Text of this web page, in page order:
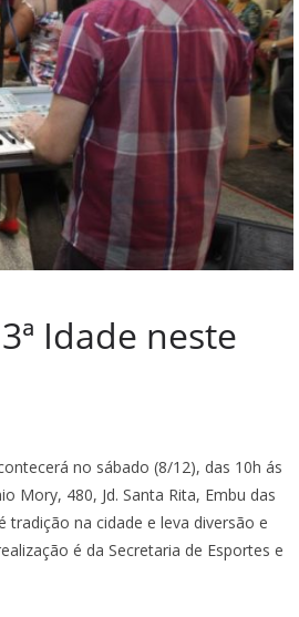
Idade neste
no sábado (8/12), das 10h ás
Mory, 480, Jd. Santa Rita, Embu das
tradição na cidade e leva diversão e
é da Secretaria de Esportes e